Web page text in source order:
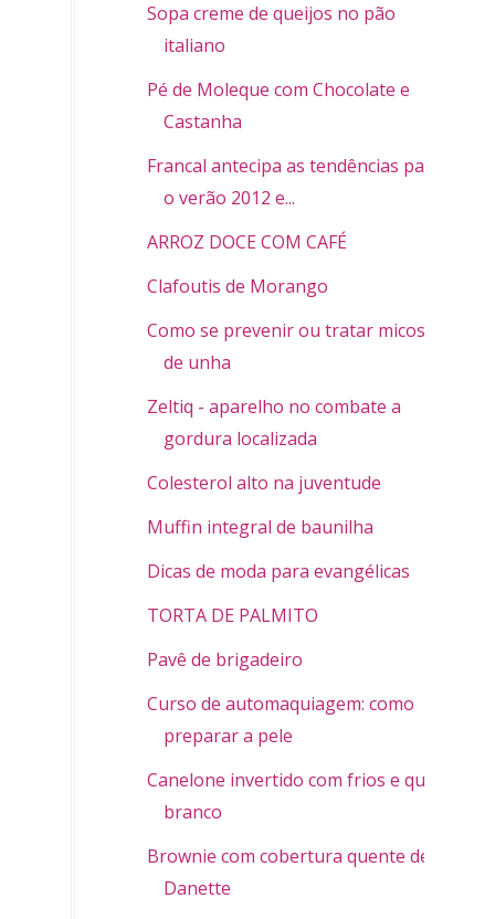
Sopa creme de queijos no pão
italiano
Pé de Moleque com Chocolate e
Castanha
Francal antecipa as tendências para
o verão 2012 e...
ARROZ DOCE COM CAFÉ
Clafoutis de Morango
Como se prevenir ou tratar micose
de unha
Zeltiq - aparelho no combate a
gordura localizada
Colesterol alto na juventude
Muffin integral de baunilha
Dicas de moda para evangélicas
TORTA DE PALMITO
Pavê de brigadeiro
Curso de automaquiagem: como
preparar a pele
Canelone invertido com frios e queijo
branco
Brownie com cobertura quente de
Danette